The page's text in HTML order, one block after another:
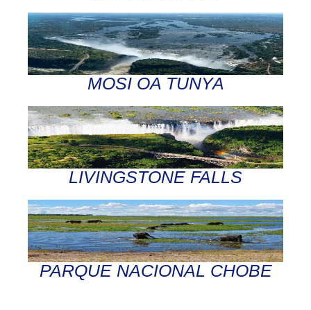
MOSI OA TUNYA
LIVINGSTONE FALLS
PARQUE NACIONAL CHOBE